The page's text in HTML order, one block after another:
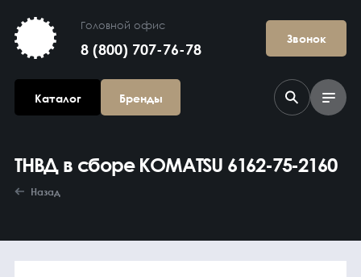
Головной офис
8 (800) 707-76-78
Звонок
Каталог Бренды
ТНВД в сборе KOMATSU 6162-75-2160
Назад